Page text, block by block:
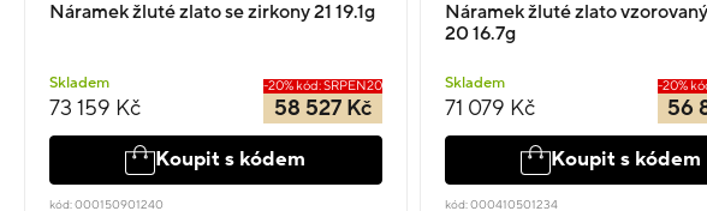
Náramek žluté zlato se zirkony 21 19.1g
Skladem
73 159 Kč
-20% kód: SRPEN20
58 527 Kč
Koupit s kódem
kód: 000150901240
Náramek žluté zlato
20 16.7g
Skladem
71 079 Kč
-20%
56
Koupit s kódem
kód: 000410501234